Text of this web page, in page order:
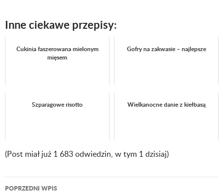
Inne ciekawe przepisy:
Cukinia faszerowana mielonym
mięsem
Gofry na zakwasie – najlepsze
Szparagowe risotto Wielkanocne danie z kiełbasą
(Post miał już 1 683 odwiedzin, w tym 1 dzisiaj)
POPRZEDNI WPIS